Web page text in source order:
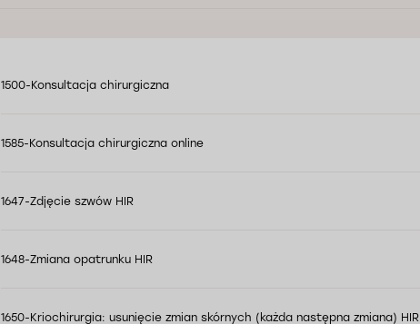
1500-Konsultacja chirurgiczna
1585-Konsultacja chirurgiczna online
1647-Zdjęcie szwów HIR
1648-Zmiana opatrunku HIR
1650-Kriochirurgia: usunięcie zmian skórnych (każda następna zmiana) HIR